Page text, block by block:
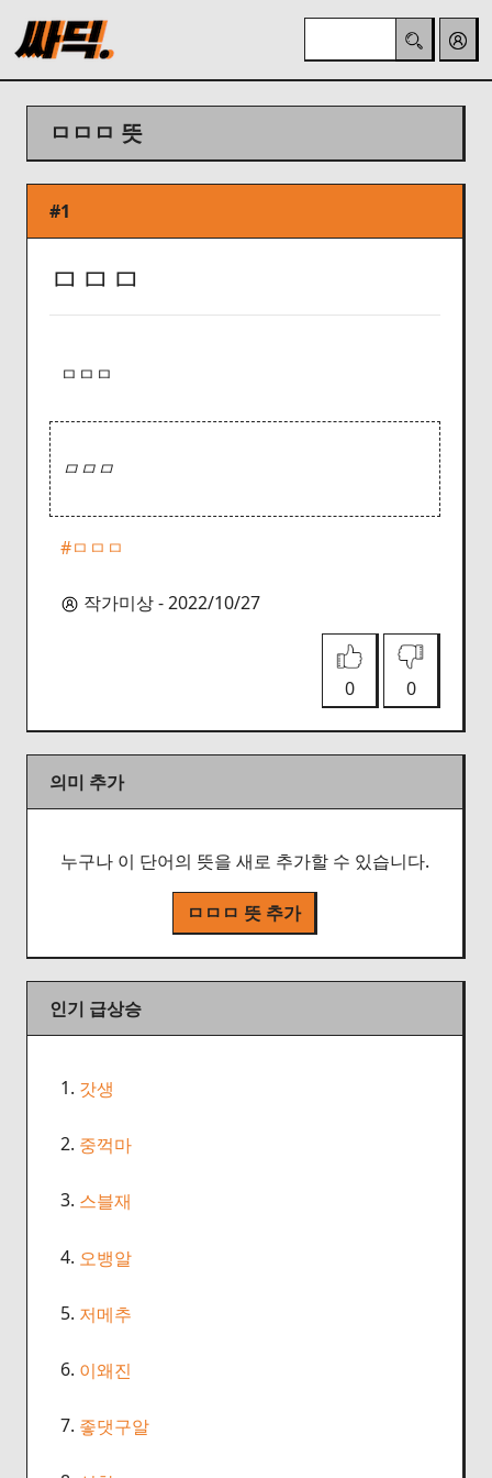
ㅁㅁㅁ 뜻
#1
ㅁㅁㅁ
ㅁㅁㅁ
ㅁㅁㅁ
#ㅁㅁㅁ
작가미상 - 2022/10/27
0 0
의미 추가
누구나 이 단어의 뜻을 새로 추가할 수 있습니다.
ㅁㅁㅁ 뜻 추가
인기 급상승
1. 갓생
2. 중꺽마
3. 스블재
4. 오뱅알
5. 저메추
6. 이왜진
7. 좋댓구알